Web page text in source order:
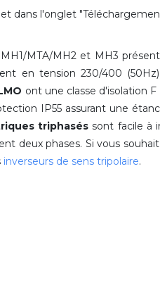
dans l'onglet
MTA/MH2 et MH3
en tension 230/400
ont une classe d'isolation F
IP55 assurant une
triphasés sont facile à
deux phases. Si vous
inverseurs de sens tripolaire.